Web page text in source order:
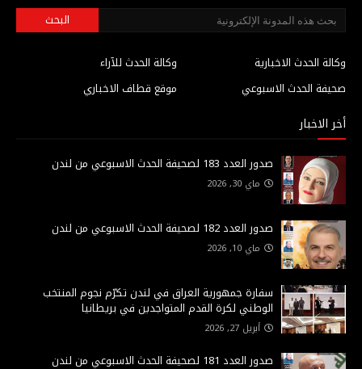
وكالة الحدث للآراء
وكالة الحدث الاخبارية
موقع قطاف الاخباري
صحيفة الحدث الاسبوعي
أخر الاخبار
صدور العدد 183 لصحيفة الحدث الاسبوعي من لندن
ماي 30, 2026
صدور العدد 182 لصحيفة الحدث الاسبوعي من لندن
ماي 10, 2026
سفارة جمهورية العراق في لندن تكرّم نجوم المنتخب
الوطني لكرة القدم المتواجدين في بريطانيا
أبريل 27, 2026
صدور العدد 181 لصحيفة الحدث الاسبوعي من لندن